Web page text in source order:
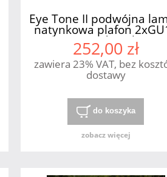
Eye Tone II podwójna
natynkowa plafon
Nowodvorski
252,00 zł
zawiera 23% VAT, bez
dostawy
do koszyka
zobacz więcej